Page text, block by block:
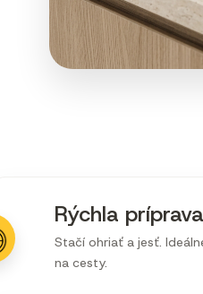
Rýchla príprava
Stačí ohriať a jesť.
na cesty.